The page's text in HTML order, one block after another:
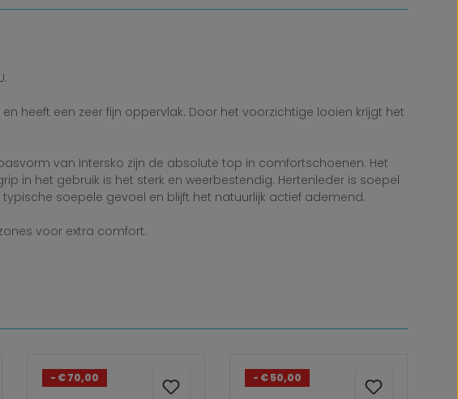
heeft een zeer fijn oppervlak. Door het voorzichtige looien krijgt het
van Intersko zijn de absolute top in comfortschoenen. Het
in het gebruik is het sterk en weerbestendig. Hertenleder is soepel
soepele gevoel en blijft het natuurlijk actief ademend.
voor extra comfort.
- € 70,00 - € 50,00